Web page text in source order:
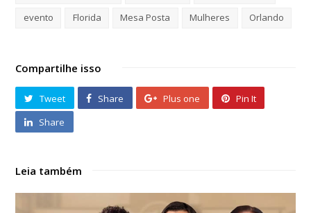
evento
Florida Mesa Posta Mulheres Orlando
Compartilhe isso
Tweet Share Plus one
Pin It
Share
Leia também